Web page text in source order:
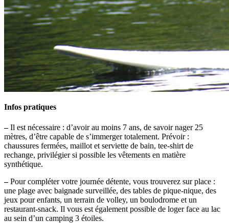
Infos pratiques
–Il est nécessaire : d’avoir au moins 7 ans, de savoir nager 25
mètres, d’être capable de s’immerger totalement. Prévoir :
chaussures fermées, maillot et serviette de bain, tee-shirt de
rechange, privilégier si possible les vêtements en matière
synthétique.
–Pour compléter votre journée détente, vous trouverez sur place :
une plage avec baignade surveillée, des tables de pique-nique, des
jeux pour enfants, un terrain de volley, un boulodrome et un
restaurant-snack. Il vous est également possible de loger face au lac
au sein d’un camping 3 étoiles.